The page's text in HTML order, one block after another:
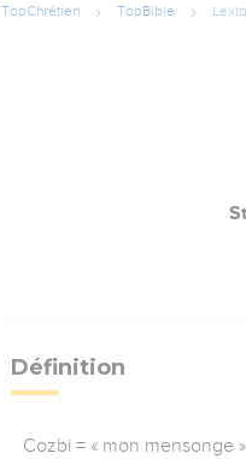
TopChrétien TopBible
Définition
Cozbi = « mon mensonge »